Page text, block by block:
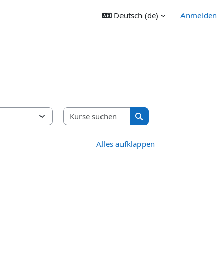
Deutsch ‎(de)‎ Anmelden
Kurse suchen
Kurse suchen
Alles aufklappen